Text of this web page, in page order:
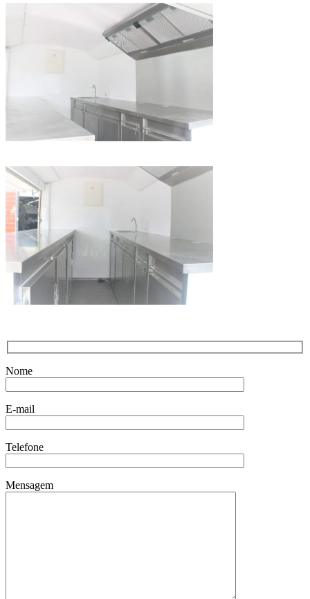
Nome
E-mail
Telefone
Mensagem